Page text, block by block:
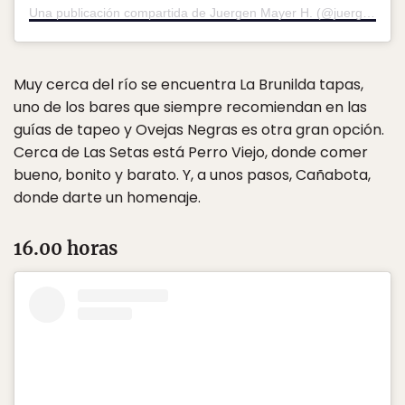
Muy cerca del río se encuentra La Brunilda tapas,
uno de los bares que siempre recomiendan en las
guías de tapeo y Ovejas Negras es otra gran opción.
Cerca de Las Setas está Perro Viejo, donde comer
bueno, bonito y barato. Y, a unos pasos, Cañabota,
donde darte un homenaje.
16.00 horas